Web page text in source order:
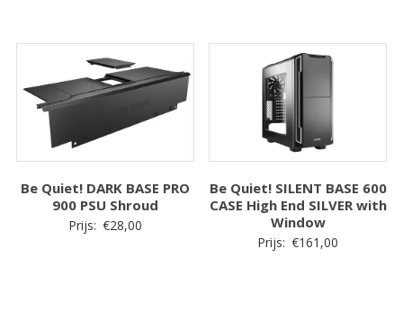
Be Quiet! DARK BASE PRO
900 PSU Shroud
Prijs: €28,00
Be Quiet! SILENT BASE 600
CASE High End SILVER with
Window
Prijs: €161,00